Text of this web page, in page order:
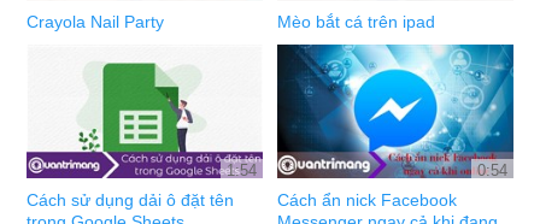
Crayola Nail Party Mèo bắt cá trên ipad
1:54
Cách sử dụng dải ô đặt tên
0:54
Cách ẩn nick Facebook